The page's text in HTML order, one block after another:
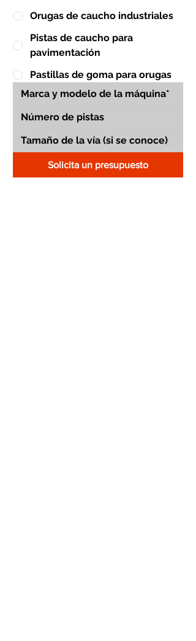
Orugas de caucho industriales
Pistas de caucho para
pavimentación
Pastillas de goma para orugas
Solicita un presupuesto